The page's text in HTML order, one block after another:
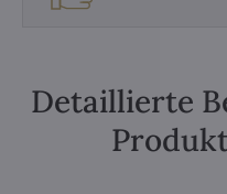
Detaillierte